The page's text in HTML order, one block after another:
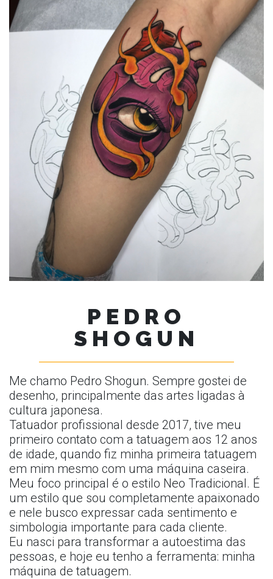
PEDRO
SHOGUN
Me chamo Pedro Shogun. Sempre gostei de
desenho, principalmente das artes ligadas à
cultura japonesa.
Tatuador profissional desde 2017, tive meu
primeiro contato com a tatuagem aos 12 anos
de idade, quando fiz minha primeira tatuagem
em mim mesmo com uma máquina caseira.
Meu foco principal é o estilo Neo Tradicional. É
um estilo que sou completamente apaixonado
e nele busco expressar cada sentimento e
simbologia importante para cada cliente.
Eu nasci para transformar a autoestima das
pessoas, e hoje eu tenho a ferramenta: minha
máquina de tatuagem.